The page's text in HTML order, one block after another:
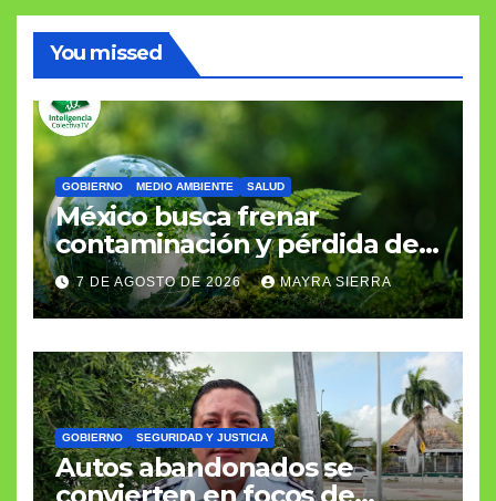
You missed
GOBIERNO MEDIO AMBIENTE SALUD
México busca frenar
contaminación y pérdida de
biodiversidad
7 DE AGOSTO DE 2026 MAYRA SIERRA
GOBIERNO SEGURIDAD Y JUSTICIA
Autos abandonados se
convierten en focos de